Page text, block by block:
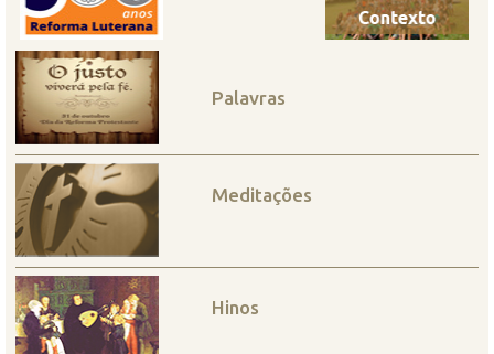
Palavras
Meditações
Hinos